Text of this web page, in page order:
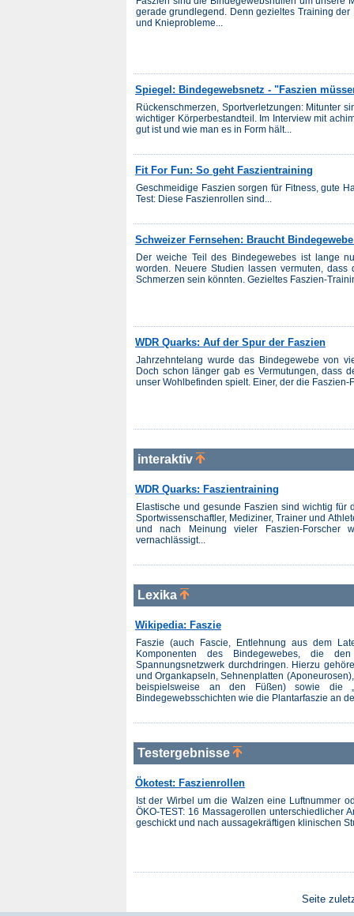
gerade grundlegend. Denn gezieltes Training
und Knieprobleme...
Spiegel: Bindegewebsnetz - "Faszien
Rückenschmerzen, Sportverletzungen: Mitunter
wichtiger Körperbestandteil. Im Interview mit
gut ist und wie man es in Form hält...
Fit For Fun: So geht Faszientraining
Geschmeidige Faszien sorgen für Fitness, gute
Test: Diese Faszienrollen sind...
Schweizer Fernsehen: Braucht
Der weiche Teil des Bindegewebes ist lange
worden. Neuere Studien lassen vermuten,
Schmerzen sein könnten. Gezieltes Faszien-
WDR Quarks: Auf der Spur der Faszien
Jahrzehntelang wurde das Bindegewebe von
Doch schon länger gab es Vermutungen, dass
unser Wohlbefinden spielt. Einer, der die
interaktiv
WDR Quarks: Faszientraining
Elastische und gesunde Faszien sind wichtig
Sportwissenschaftler, Mediziner, Trainer und
und nach Meinung vieler Faszien-
vernachlässigt...
Lexika
Wikipedia: Faszie
Faszie (auch Fascie, Entlehnung aus dem
Komponenten des Bindegewebes, die
Spannungsnetzwerk durchdringen. Hierzu
und Organkapseln, Sehnenplatten
beispielsweise an den Füßen) sowie die
Bindegewebsschichten wie die Plantarfaszie an
Testergebnisse
Ökotest: Faszienrollen
Ist der Wirbel um die Walzen eine Luftnummer
ÖKO-TEST: 16 Massagerollen unterschiedlicher
geschickt und nach aussagekräftigen klinischen
Seite